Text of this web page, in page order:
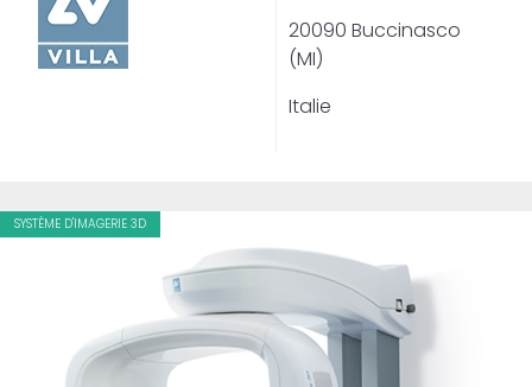
20090 Buccinasco
(MI)
Italie
SYSTÈME D'IMAGERIE 3D